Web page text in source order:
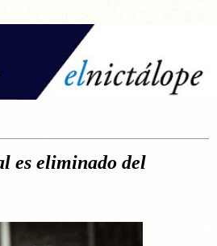
es eliminado del